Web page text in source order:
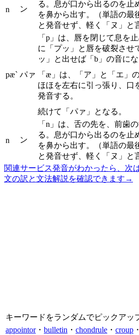
n ン
る。息が口から出るのを止
を鼻から出す。（単語の最
と発音せず、軽く「ヌ」と
pæ` パァ
「p」は、唇を閉じて息を
に「プッ」と唇を破裂させ
ッ」と出せば「b」の音にな
「æ」は、「ア」と「エ」
ほほを左右に引っ張り、口
発音する。
続けて「パァ」となる。
n ン
「n」は、舌の先を、前歯
る。息が口から出るのを止
を鼻から出す。（単語の最
と発音せず、軽く「ヌ」と
関連サービス発音がわかったら、次
文の訳と文法解説を確認できます →
キーワードをランダムでピックアッ
appointor・ bulletin ・ chondrule ・ croup ・